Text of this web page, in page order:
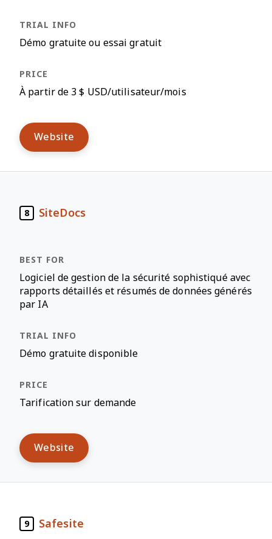
Démo gratuite ou essai gratuit
À partir de 3 $ USD/utilisateur/mois
Website
8 SiteDocs
Logiciel de gestion de la sécurité sophistiqué avec
rapports détaillés et résumés de données générés
par IA
Démo gratuite disponible
Tarification sur demande
Website
9 Safesite